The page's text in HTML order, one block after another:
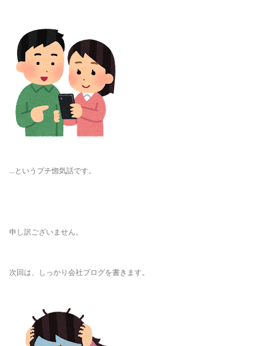
…というプチ惚気話です。
申し訳ございません。
次回は、しっかり会社ブログを書きます。